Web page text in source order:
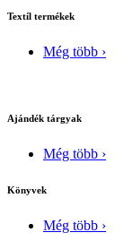
Textíl termékek
Még több ›
Ajándék tárgyak
Még több ›
Könyvek
Még több ›